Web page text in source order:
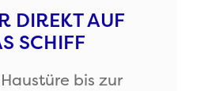
DIREKT AUF
SCHIFF
bis zur